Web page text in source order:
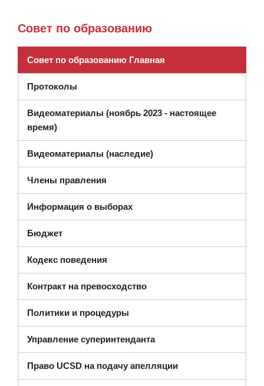
Совет по образованию
Совет по образованию Главная
Протоколы
Видеоматериалы (ноябрь 2023 - настоящее
время)
Видеоматериалы (наследие)(открывается в новом
Члены правления
Информация о выборах
Бюджет
Кодекс поведения
Контракт на превосходство
Политики и процедуры
Управление суперинтенданта
Право UCSD на подачу апелляции